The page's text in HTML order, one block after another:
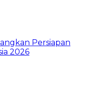
Persiapan
2026